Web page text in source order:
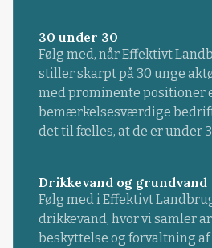
30 under 30
Følg med, når Effektivt
stiller skarpt på 30 unge
med prominente positioner
bemærkelsesværdige
det til fælles, at de er under
Drikkevand og grundvand
Følg med i Effektivt
drikkevand, hvor vi samler
beskyttelse og forvaltning